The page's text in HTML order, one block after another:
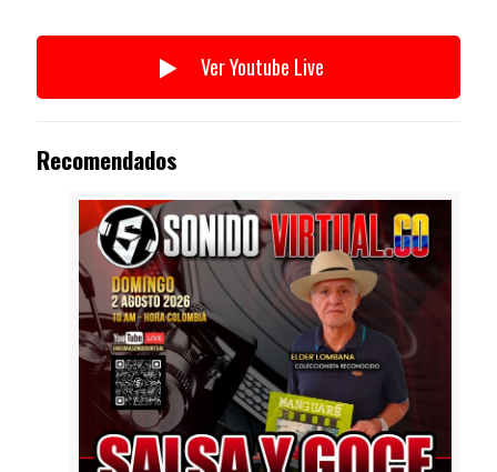
Ver Youtube Live
Recomendados